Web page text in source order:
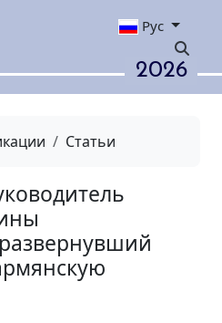
Рус
2026
Статьи